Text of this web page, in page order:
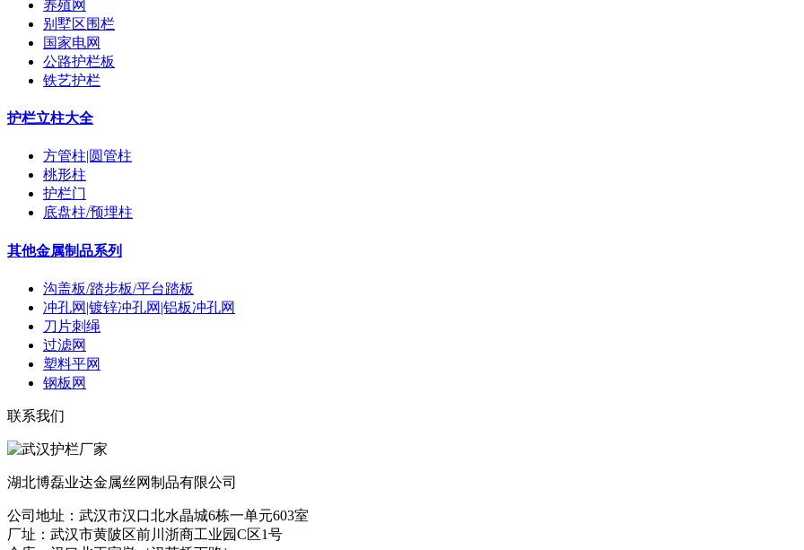
养殖网
别墅区围栏
国家电网
公路护栏板
铁艺护栏
护栏立柱大全
方管柱|圆管柱
桃形柱
护栏门
底盘柱/预埋柱
其他金属制品系列
沟盖板/踏步板/平台踏板
冲孔网|镀锌冲孔网|铝板冲孔网
刀片刺绳
过滤网
塑料平网
钢板网
联系我们
湖北博磊业达金属丝网制品有限公司
公司地址：武汉市汉口北水晶城6栋一单元603室
厂址：武汉市黄陂区前川浙商工业园C区1号